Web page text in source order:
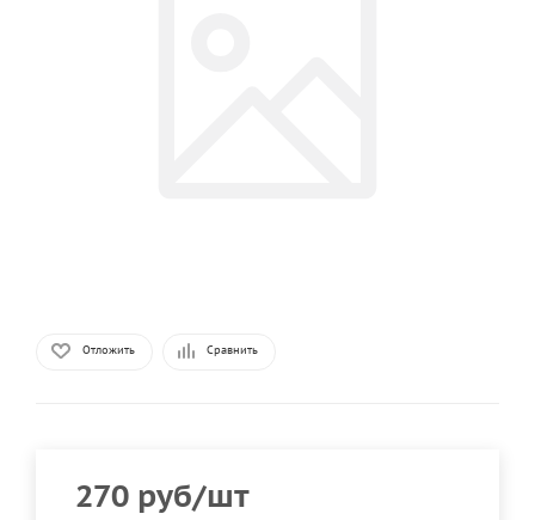
Отложить Сравнить
270 руб/шт